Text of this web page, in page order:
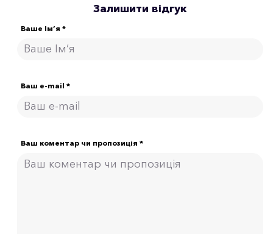
Залишити відгук
Ваше Ім’я *
Ваш e-mail *
Ваш коментар чи пропозиція *